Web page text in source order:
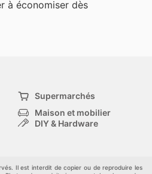
à économiser dès
Supermarchés
Maison et mobilier
DIY & Hardware
Il est interdit de copier ou de reproduire les